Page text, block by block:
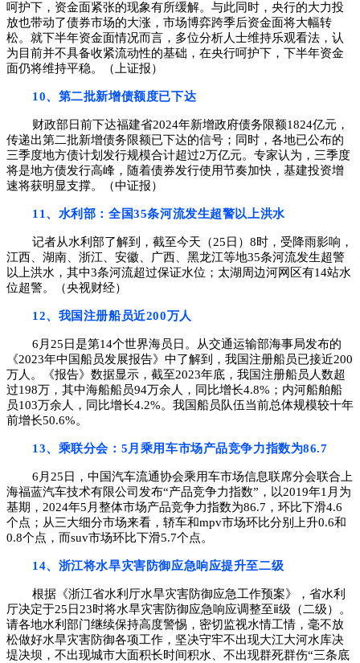
呵护下，资金面紧张的现象有所缓解。与此同时，央行的大力投
放也带动了债券市场的大涨，市场博弈跨季后资金面将大幅转
松。就下半年资金面情况而言，多位分析人士维持乐观看法，认
为目前并不具备收紧流动性的基础，在央行呵护下，下半年资金
面仍将维持平稳。（上证报）
10、第二批新增债额度已下达
财政部日前下达福建省2024年新增政府债务限额1824亿元，
传递出第二批新增债务限额已下达的信号；同时，各地已公布的
三季度地方债计划发行规模合计超过2万亿元。专家认为，三季度
将是地方债发行高峰，随着债券发行使用节奏加快，基建投资增
速将获明显支撑。（中证报）
11、水利部：全国35条河流发生超警以上洪水
记者从水利部了解到，截至今天（25日）8时，受降雨影响，
江西、湖南、浙江、安徽、广西、黑龙江等地35条河流发生超警
以上洪水，其中3条河流超过保证水位；太湖周边河网区有14站水
位超警。（央视财经）
12、我国注册船员近200万人
6月25日是第14个世界海员日。从交通运输部海事局发布的
《2023年中国船员发展报告》中了解到，我国注册船员已接近200
万人。《报告》数据显示，截至2023年底，我国注册船员人数超
过198万，其中海船船员94万余人，同比增长4.8%；内河船舶船
员103万余人，同比增长4.2%。我国船员队伍当前总体规模较十年
前增长50.6%。
13、乘联分会：5月乘用车市场产品竞争力指数为86.7
6月25日，中国汽车流通协会乘用车市场信息联席分会联合上
海福蓝汽车技术有限公司发布“产品竞争力指数”，以2019年1月为
基期，2024年5月整体市场产品竞争力指数为86.7，环比下滑4.6
个点；从三大细分市场来看，轿车和mpv市场环比分别上升0.6和
0.8个点，而suv市场环比下滑5.7个点。
14、浙江将水旱灾害防御应急响应提升至二级
根据《浙江省水利厅水旱灾害防御应急工作预案》，省水利
厅决定于25日23时将水旱灾害防御应急响应调整至ⅱ级（二级）。
请各地水利部门继续保持高度警惕，密切监视水情工情，毫不放
松做好水旱灾害防御各项工作，坚决守牢不出现大江大河水库决
堤决坝，不出现城市大面积长时间积水、不出现群死群伤“三条底